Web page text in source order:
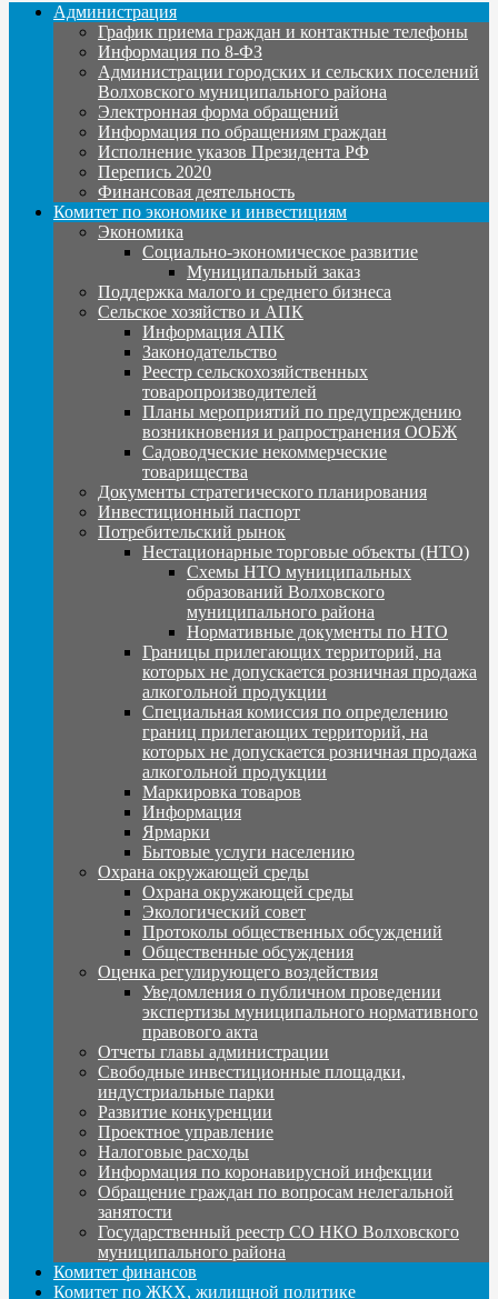
Администрация
График приема граждан и контактные телефоны
Информация по 8-ФЗ
Администрации городских и сельских поселений
Волховского муниципального района
Электронная форма обращений
Информация по обращениям граждан
Исполнение указов Президента РФ
Перепись 2020
Финансовая деятельность
Комитет по экономике и инвестициям
Экономика
Социально-экономическое развитие
Муниципальный заказ
Поддержка малого и среднего бизнеса
Сельское хозяйство и АПК
Информация АПК
Законодательство
Реестр сельскохозяйственных
товаропроизводителей
Планы мероприятий по предупреждению
возникновения и рапространения ООБЖ
Садоводческие некоммерческие
товарищества
Документы стратегического планирования
Инвестиционный паспорт
Потребительский рынок
Нестационарные торговые объекты (НТО)
Схемы НТО муниципальных
образований Волховского
муниципального района
Нормативные документы по НТО
Границы прилегающих территорий, на
которых не допускается розничная продажа
алкогольной продукции
Специальная комиссия по определению
границ прилегающих территорий, на
которых не допускается розничная продажа
алкогольной продукции
Маркировка товаров
Информация
Ярмарки
Бытовые услуги населению
Охрана окружающей среды
Охрана окружающей среды
Экологический совет
Протоколы общественных обсуждений
Общественные обсуждения
Оценка регулирующего воздействия
Уведомления о публичном проведении
экспертизы муниципального нормативного
правового акта
Отчеты главы администрации
Свободные инвестиционные площадки,
индустриальные парки
Развитие конкуренции
Проектное управление
Налоговые расходы
Информация по коронавирусной инфекции
Обращение граждан по вопросам нелегальной
занятости
Государственный реестр СО НКО Волховского
муниципального района
Комитет финансов
Комитет по ЖКХ, жилищной политике